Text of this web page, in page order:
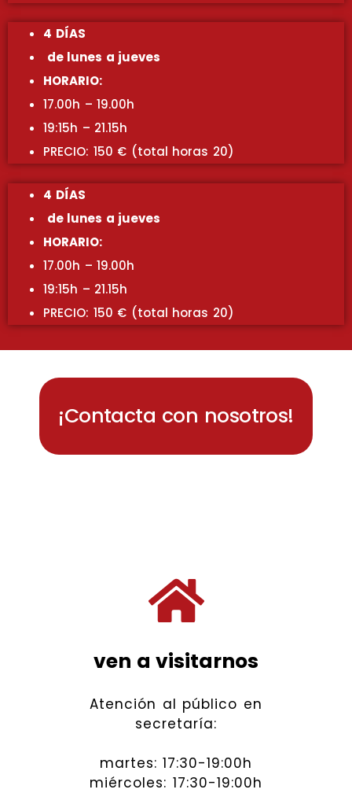
4 DÍAS
de lunes a jueves
HORARIO:
17.00h – 19.00h
19:15h – 21.15h
PRECIO: 150 € (total horas 20)
4 DÍAS
de lunes a jueves
HORARIO:
17.00h – 19.00h
19:15h – 21.15h
PRECIO: 150 € (total horas 20)
¡Contacta con nosotros!
ven a visitarnos
Atención al público en
secretaría:
martes: 17:30-19:00h
miércoles: 17:30-19:00h